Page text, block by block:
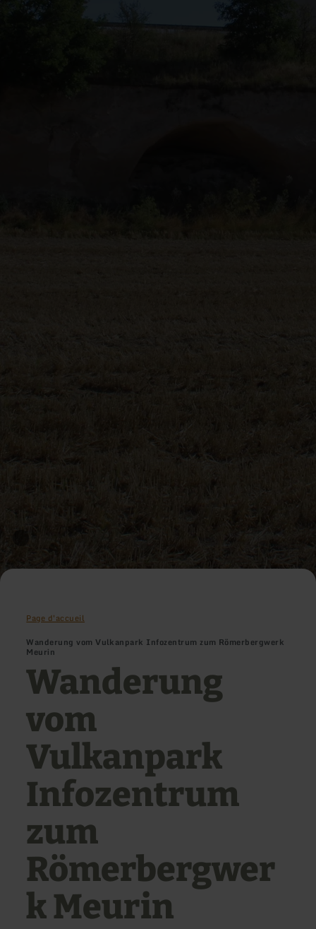
Page d'accueil
Wanderung vom Vulkanpark Infozentrum zum Römerbergwerk
Meurin
Wanderung
vom
Vulkanpark
Infozentrum
zum
Römerbergwer
k Meurin